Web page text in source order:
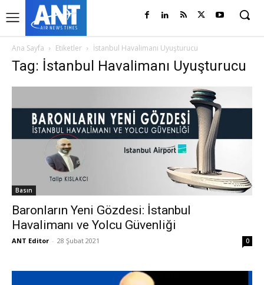
Ana Sayfa Etiketler İstanbul Havalimanı Uyuşturucu
Tag: İstanbul Havalimanı Uyuşturucu
Basın
Baronların Yeni Gözdesi: İstanbul
Havalimanı ve Yolcu Güvenliği
ANT Editor - 28 Şubat 2021 0